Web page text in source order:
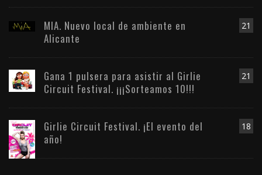
21
MIA. Nuevo local de ambiente en
Alicante
21
Gana 1 pulsera para asistir al Girlie
Circuit Festival. ¡¡¡Sorteamos 10!!!
18
Girlie Circuit Festival. ¡El evento del
año!